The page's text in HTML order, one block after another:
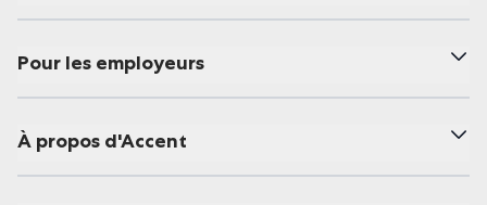
Pour les employeurs
À propos d'Accent